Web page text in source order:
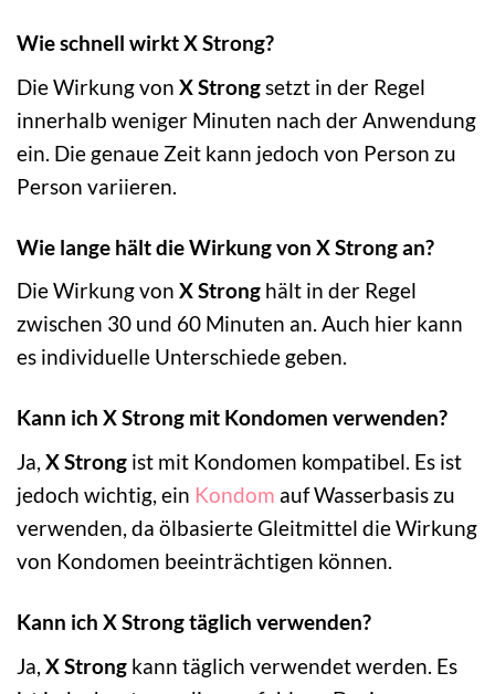
Wie schnell wirkt X Strong?
Die Wirkung von X Strongsetzt in der Regel
innerhalb weniger Minuten nach der Anwendung
ein. Die genaue Zeit kann jedoch von Person zu
Person variieren.
Wie lange hält die Wirkung von X Strong an?
Die Wirkung von X Strong hält in der Regel
zwischen 30 und 60 Minuten an. Auch hier kann
es individuelle Unterschiede geben.
Kann ich X Strong mit Kondomen verwenden?
Ja, X Strong ist mit Kondomen kompatibel. Es ist
jedoch wichtig, ein Kondom auf Wasserbasis zu
verwenden, da ölbasierte Gleitmittel die Wirkung
von Kondomen beeinträchtigen können.
Kann ich X Strong täglich verwenden?
Ja, X Strong kann täglich verwendet werden. Es